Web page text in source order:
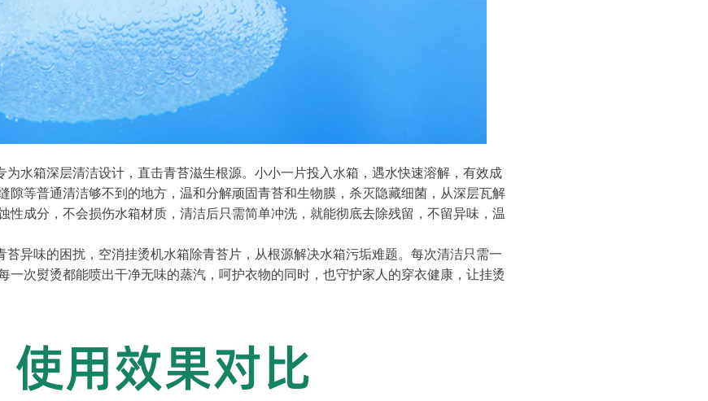
为水箱深层清洁设计，直击青苔滋生根源。小小一片投入水箱，遇水快速溶解，有效成
隙等普通清洁够不到的地方，温和分解顽固青苔和生物膜，杀灭隐藏细菌，从深层瓦解
性成分，不会损伤水箱材质，清洁后只需简单冲洗，就能彻底去除残留，不留异味，温
苔异味的困扰，空消挂烫机水箱除青苔片，从根源解决水箱污垢难题。每次清洁只需一
一次熨烫都能喷出干净无味的蒸汽，呵护衣物的同时，也守护家人的穿衣健康，让挂烫